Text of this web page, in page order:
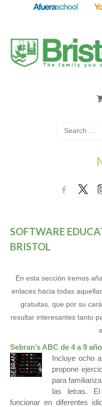
SOFTWARE
BRISTOL
En esta sección iremos
enlaces hacia todas
gratuitas, que por su
resultar interesantes tanto
Sebran’s ABC de 4 a 9
Incluye ocho
propone
para
las letras. El
funcionar en diferentes